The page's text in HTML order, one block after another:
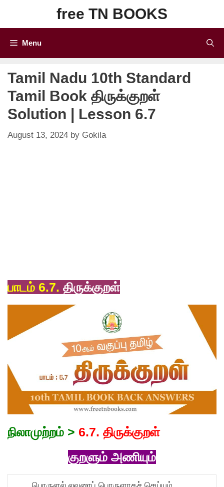
content
free TN BOOKS
Menu
Tamil Nadu 10th Standard
Tamil Book திருக்குறள்
Solution | Lesson 6.7
August 13, 2024 by Gokila
பாடம் 6.7. திருக்குறள்
நிலாமுற்றம் > 6.7. திருக்குறள்
குறளும் அணியும்